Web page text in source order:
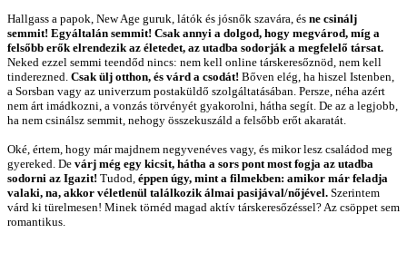
Hallgass a papok, New Age guruk, látók és jósnők szavára, és ne csinálj
semmit! Egyáltalán semmit! Csak annyi a dolgod, hogy megvárod, míg a
felsőbb erők elrendezik az életedet, az utadba sodorják a megfelelő társat.
Neked ezzel semmi teendőd nincs: nem kell online társkeresőznöd, nem kell
tinderezned. Csak ülj otthon, és várd a csodát! Bőven elég, ha hiszel Istenben,
a Sorsban vagy az univerzum postaküldő szolgáltatásában. Persze, néha azért
nem árt imádkozni, a vonzás törvényét gyakorolni, hátha segít. De az a legjobb,
ha nem csinálsz semmit, nehogy összekuszáld a felsőbb erőt akaratát.
Oké, értem, hogy már majdnem negyvenéves vagy, és mikor lesz családod meg
gyereked. De várj még egy kicsit, hátha a sors pont most fogja az utadba
sodorni az Igazit! Tudod, éppen úgy, mint a filmekben: amikor már feladja
valaki, na, akkor véletlenül találkozik álmai pasijával/nőjével. Szerintem
várd ki türelmesen! Minek törnéd magad aktív társkeresőzéssel? Az csöppet sem
romantikus.